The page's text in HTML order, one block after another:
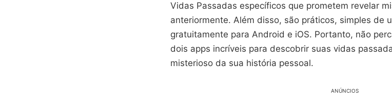
Vidas Passadas específicos que prometem revelar
anteriormente. Além disso, são práticos, simples de
gratuitamente para Android e iOS. Portanto, não
dois apps incríveis para descobrir suas vidas
misterioso da sua história pessoal.
ANÚNCIOS